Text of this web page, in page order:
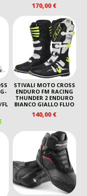
170,00€
IL
PREZZO
ATTUALE
STIVALI MOTO CROSS
ENDURO FM RACING
THUNDER 2 ENDURO
BIANCO GIALLO FLUO
140,00€